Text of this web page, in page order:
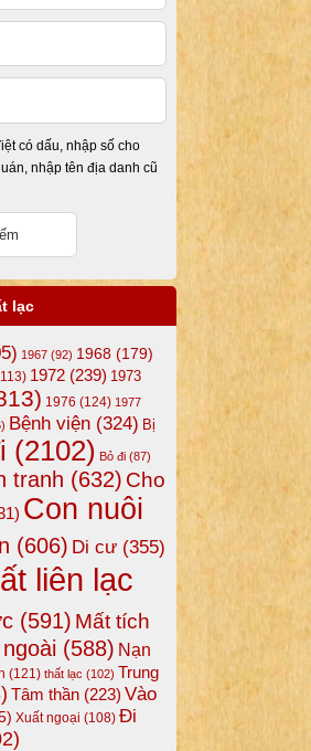
có dấu, nhập số cho
nhập tên địa danh cũ
lạc
1967 (92) 1968 (179)
1972 (239) 1973
1976 (124) 1977
Bệnh viện (324) Bị
(2102) Bỏ đi (87)
tranh (632) Cho
Con nuôi
(606) Di cư (355)
liên lạc
(591) Mất tích
(588) Nạn
(121) thất lạc (102) Trung
Tâm thần (223) Vào
Xuất ngoại (108) Đi